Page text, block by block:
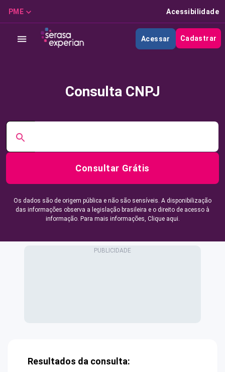
PME Acessibilidade
Acessar Cadastrar
Consulta CNPJ
Consultar Grátis
Os dados são de origem pública e não são sensíveis. A disponibilização
das informações observa a legislação brasileira e o direito de acesso à
informação. Para mais informações, Clique aqui.
Resultados da consulta: